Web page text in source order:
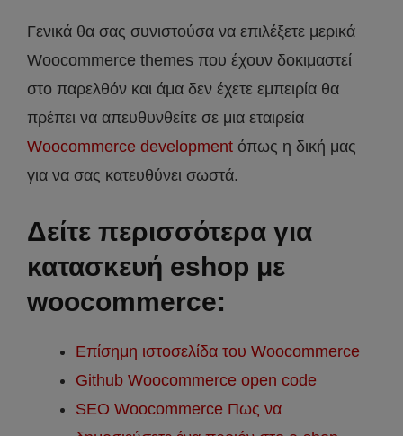
Γενικά θα σας συνιστούσα να επιλέξετε μερικά
Woocommerce themes που έχουν δοκιμαστεί
στο παρελθόν και άμα δεν έχετε εμπειρία θα
πρέπει να απευθυνθείτε σε μια εταιρεία
Woocommerce development όπως η δική μας
για να σας κατευθύνει σωστά.
Δείτε περισσότερα για
κατασκευή eshop με
woocommerce:
Επίσημη ιστοσελίδα του Woocommerce
Github Woocommerce open code
SEO Woocommerce Πως να